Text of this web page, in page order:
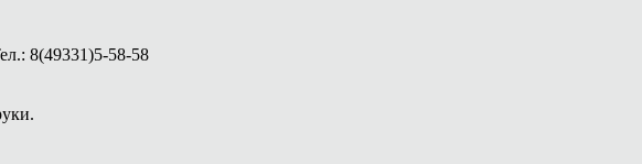
8(49331)5-58-58